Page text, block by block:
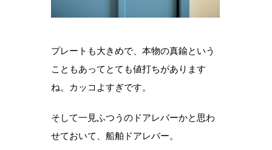
プレートも大きめで、本物の真鍮という
こともあってとても値打ちがあります
ね。カッコよすぎです。
そして一見ふつうのドアレバーかと思わ
せておいて、船舶ドアレバー。